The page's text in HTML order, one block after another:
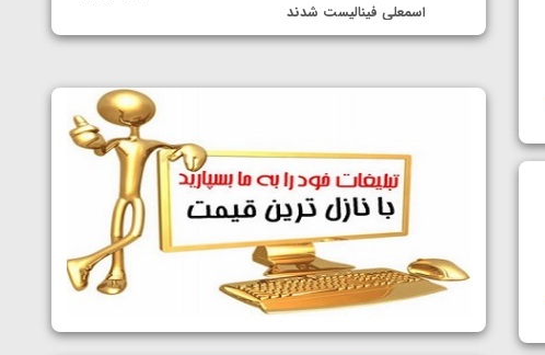
اسمعلی فینالیست شدند
نمایندگان ایران مشخص شدند
سوم برای ایران
1405/05/07
ایران چشم به راه چهار مدال در پنج وزن
دوم کشتی فرنگی نوجوانان جهان
1405/05/06